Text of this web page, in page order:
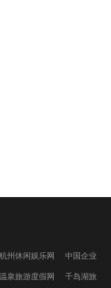
杭州休闲娱乐网 中国企业
温泉旅游度假网 千岛湖旅